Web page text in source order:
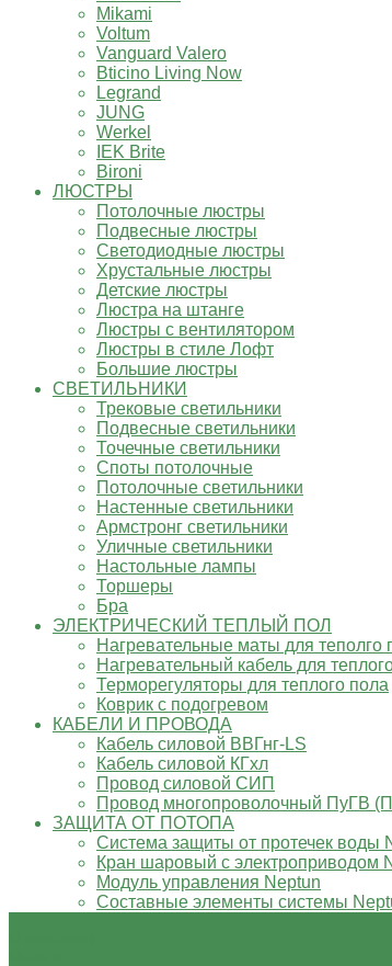
Mikami
Voltum
Vanguard Valero
Bticino Living Now
Legrand
JUNG
Werkel
IEK Brite
Bironi
ЛЮСТРЫ
Потолочные люстры
Подвесные люстры
Светодиодные люстры
Хрустальные люстры
Детские люстры
Люстра на штанге
Люстры с вентилятором
Люстры в стиле Лофт
Большие люстры
СВЕТИЛЬНИКИ
Трековые светильники
Подвесные светильники
Точечные светильники
Споты потолочные
Потолочные светильники
Настенные светильники
Армстронг светильники
Уличные светильники
Настольные лампы
Торшеры
Бра
ЭЛЕКТРИЧЕСКИЙ ТЕПЛЫЙ ПОЛ
Нагревательные маты для теполго
Нагревательный кабель для
Терморегуляторы для теплого пола
Коврик с подогревом
КАБЕЛИ И ПРОВОДА
Кабель силовой ВВГнг-LS
Кабель силовой КГхл
Провод силовой СИП
Провод многопроволочный ПуГВ
ЗАЩИТА ОТ ПОТОПА
Система защиты от протечек воды
Кран шаровый с электроприводом
Модуль управления Neptun
Составные элементы системы